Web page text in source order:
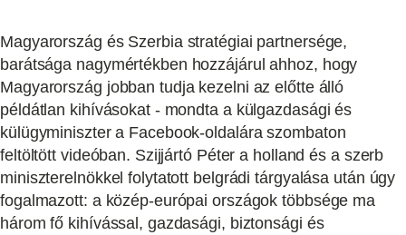
Magyarország és Szerbia stratégiai partnersége,
barátsága nagymértékben hozzájárul ahhoz, hogy
Magyarország jobban tudja kezelni az előtte álló
példátlan kihívásokat - mondta a külgazdasági és
külügyminiszter a Facebook-oldalára szombaton
feltöltött videóban. Szijjártó Péter a holland és a szerb
miniszterelnökkel folytatott belgrádi tárgyalása után úgy
fogalmazott: a közép-európai országok többsége ma
három fő kihívással, gazdasági, biztonsági és